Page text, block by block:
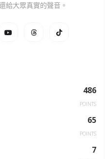
給大眾真實的聲音。
486
POINTS
65
POINTS
7